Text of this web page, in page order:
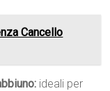
Cancello
ideali per